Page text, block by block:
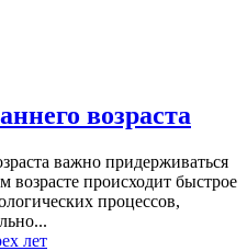
возраста
важно придерживаться
происходит быстрое
процессов,
лет